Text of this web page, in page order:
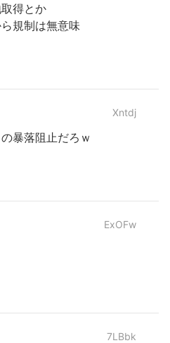
得とか
規制は無意味
Xntdj
暴落阻止だろｗ
ExOFw
7LBbk